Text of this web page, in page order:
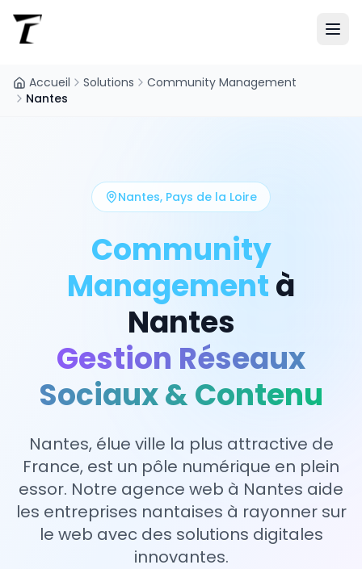
Accueil Solutions
Community Management
Nantes
Nantes, Pays de la Loire
Community
Managementà
Nantes
Gestion Réseaux
Sociaux & Contenu
Nantes, élue ville la plus attractive de
France, est un pôle numérique en plein
essor. Notre agence web à Nantes aide
les entreprises nantaises à rayonner sur
le web avec des solutions digitales
innovantes.